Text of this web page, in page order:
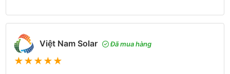
Việt Nam Solar Đã mua hàng
★★★★★